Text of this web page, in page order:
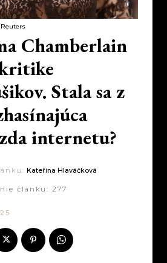
Reuters
Chamberlain
Stala sa z
internetu?
Kateřina Hlaváčková
článku: 277